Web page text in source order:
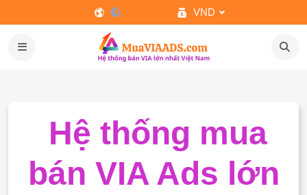
VND
Hệ thống mua
bán VIA Ads lớn